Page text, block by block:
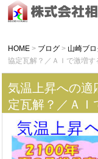
HOME > ブログ > 山崎ブ
協定瓦解？／ＡＩで激増す
気温上昇への適
定瓦解？／ＡＩ